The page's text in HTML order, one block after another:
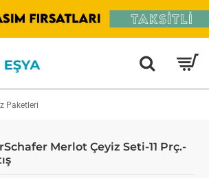
Paketleri
Merlot Çeyiz Seti-11 Prç.-